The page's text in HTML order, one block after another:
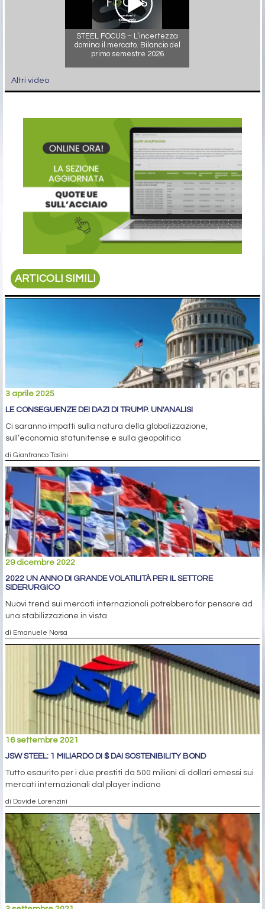
STEEL FOCUS – L’incertezza
domina il mercato. Bilancio del
primo semestre 2026
Altri video
ARTICOLI SIMILI
3 aprile 2025
LE CONSEGUENZE DEI DAZI DI TRUMP. UN'ANALISI
Ci saranno impatti sulla natura della globalizzazione,
sull’economia statunitense e sulla geopolitica
di Gianfranco Tosini
29 dicembre 2022
2022 UN ANNO DI GRANDE VOLATILITÀ PER IL SETTORE
SIDERURGICO
Nuovi trend sui mercati internazionali potrebbero far pensare ad
una stabilizzazione in vista
di Emanuele Norsa
16 settembre 2021
JSW STEEL: 1 MILIARDO DI $ DAI SOSTENIBILITY BOND
Tutto esaurito per i due prestiti da 500 milioni di dollari emessi sui
mercati internazionali dal player indiano
di Davide Lorenzini